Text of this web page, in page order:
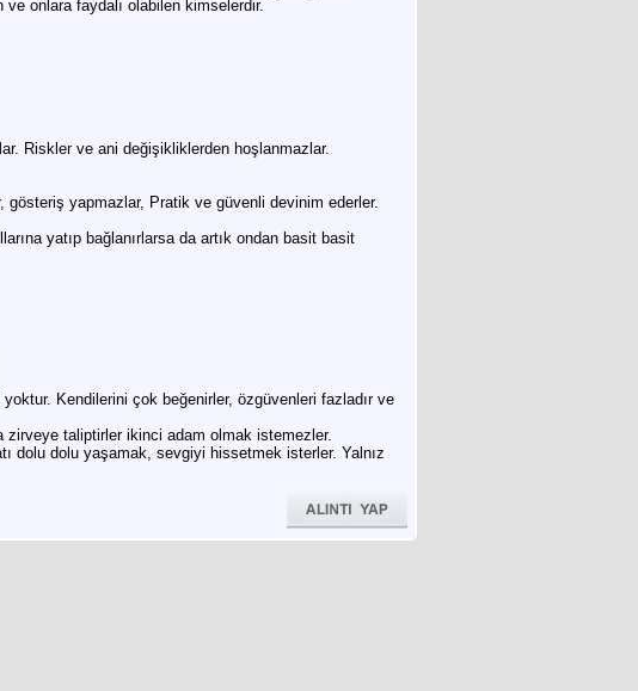
ve onlara faydalı olabilen kimselerdir.
Riskler ve ani değişikliklerden hoşlanmazlar.
gösteriş yapmazlar, Pratik ve güvenli devinim ederler.
yatıp bağlanırlarsa da artık ondan basit basit
Kendilerini çok beğenirler, özgüvenleri fazladır ve
zirveye taliptirler ikinci adam olmak istemezler.
dolu dolu yaşamak, sevgiyi hissetmek isterler. Yalnız